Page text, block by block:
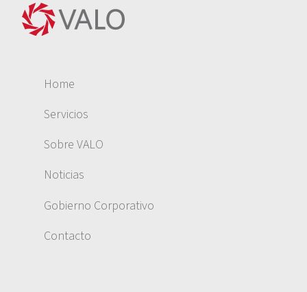
Home
Servicios
Sobre VALO
Noticias
Gobierno Corporativo
Contacto